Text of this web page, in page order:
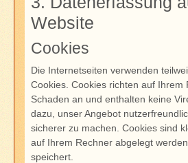
Website
Cookies
Die Internetseiten verwenden
Cookies. Cookies richten auf Ihrem
Schaden an und enthalten keine
dazu, unser Angebot
sicherer zu machen. Cookies sind
auf Ihrem Rechner abgelegt
speichert.